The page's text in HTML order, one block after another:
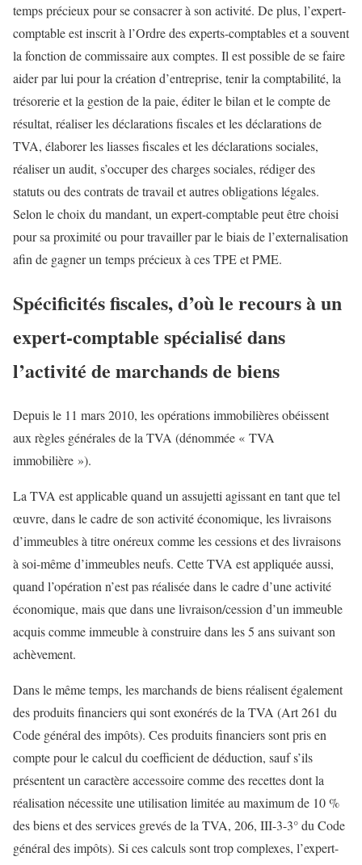
temps précieux pour se consacrer à son activité. De plus, l’expert-
comptable est inscrit à l’Ordre des experts-comptables et a souvent
la fonction de commissaire aux comptes. Il est possible de se faire
aider par lui pour la création d’entreprise, tenir la comptabilité, la
trésorerie et la gestion de la paie, éditer le bilan et le compte de
résultat, réaliser les déclarations fiscales et les déclarations de
TVA, élaborer les liasses fiscales et les déclarations sociales,
réaliser un audit, s’occuper des charges sociales, rédiger des
statuts ou des contrats de travail et autres obligations légales.
Selon le choix du mandant, un expert-comptable peut être choisi
pour sa proximité ou pour travailler par le biais de l’externalisation
afin de gagner un temps précieux à ces TPE et PME.
Spécificités fiscales, d’où le recours à un
expert-comptable spécialisé dans
l’activité de marchands de biens
Depuis le 11 mars 2010, les opérations immobilières obéissent
aux règles générales de la TVA (dénommée « TVA
immobilière »).
La TVA est applicable quand un assujetti agissant en tant que tel
œuvre, dans le cadre de son activité économique, les livraisons
d’immeubles à titre onéreux comme les cessions et des livraisons
à soi-même d’immeubles neufs. Cette TVA est appliquée aussi,
quand l’opération n’est pas réalisée dans le cadre d’une activité
économique, mais que dans une livraison/cession d’un immeuble
acquis comme immeuble à construire dans les 5 ans suivant son
achèvement.
Dans le même temps, les marchands de biens réalisent également
des produits financiers qui sont exonérés de la TVA (Art 261 du
Code général des impôts). Ces produits financiers sont pris en
compte pour le calcul du coefficient de déduction, sauf s’ils
présentent un caractère accessoire comme des recettes dont la
réalisation nécessite une utilisation limitée au maximum de 10 %
des biens et des services grevés de la TVA, 206, III-3-3° du Code
général des impôts). Si ces calculs sont trop complexes, l’expert-